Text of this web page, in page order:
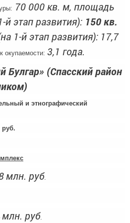
70 000 кв. м, площадь
этап развития): 150 кв.
1-й этап развития): 17,7
окупаемости: 3,1 года.
Булгар» (Спасский район
и этнографический
руб.
млн. руб.
млн. руб.